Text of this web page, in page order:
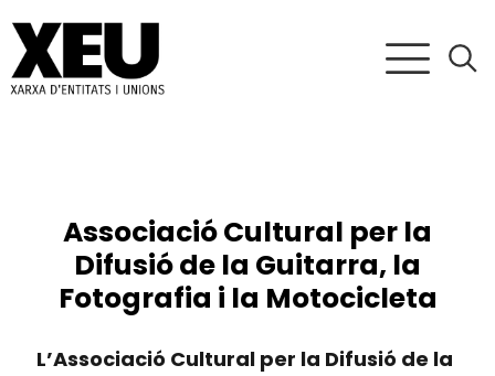
Associació Cultural per la
Difusió de la Guitarra, la
Fotografia i la Motocicleta
L’Associació Cultural per la Difusió de la